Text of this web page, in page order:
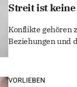
Streit ist
Konflikte gehören
Beziehungen und
VORLIEBEN